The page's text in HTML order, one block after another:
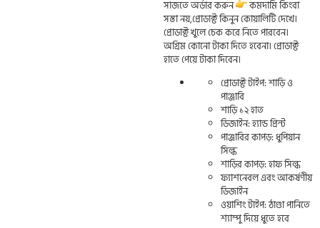
সাজতে অর্ডার করুন
কমদামি কিংবা
সস্তা নয়,প্রোডাক্ট কিনুন কোয়ালিটি দেখে।
প্রোডাক্ট খুলে চেক করে নিতে পারবেন।
অগ্রিম কোনো টাকা দিতে হবেনা। প্রোডাক্ট
হাতে পেয়ে টাকা দিবেন।
প্রোডাক্ট টাইপ: শাড়ি ও
পাঞ্জাবি
শাড়ি ১২ হাত
ডিজাইন: হ্যান্ড প্রিন্ট
পাঞ্জাবির কাপড়: ধুপিয়ান
সিল্ক
শাড়ির কাপড়: হাফ সিল্ক
ফ্যাশনেবল এবং আকর্ষণীয়
ডিজাইন
ওয়াশিং টাইপ: ঠাণ্ডা পানিতে
শ্যাম্পু দিয়ে ধুতে হবে